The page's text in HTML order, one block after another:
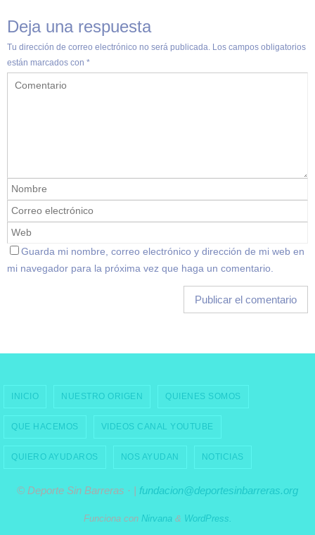
Deja una respuesta
Tu dirección de correo electrónico no será publicada. Los campos obligatorios
están marcados con *
Guarda mi nombre, correo electrónico y dirección de mi web en
mi navegador para la próxima vez que haga un comentario.
INICIO NUESTRO ORIGEN QUIENES SOMOS
QUE HACEMOS VIDEOS CANAL YOUTUBE
QUIERO AYUDAROS NOS AYUDAN NOTICIAS
© Deporte Sin Barreras · | fundacion@deportesinbarreras.org
Funciona con Nirvana & WordPress.